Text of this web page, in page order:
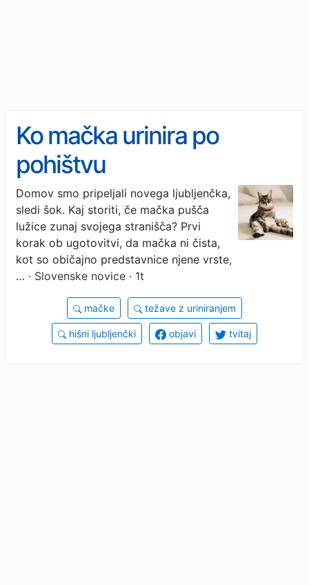
Ko mačka urinira po
pohištvu
Domov smo pripeljali novega ljubljenčka,
sledi šok. Kaj storiti, če mačka pušča
lužice zunaj svojega stranišča? Prvi
korak ob ugotovitvi, da mačka ni čista,
kot so običajno predstavnice njene vrste,
… · Slovenske novice · 1t
mačke težave z uriniranjem
hišni ljubljenčki objavi tvitaj